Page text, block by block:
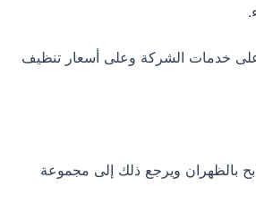
على خدمات الشركة وعلى أسعار تنظيف
بالظهران ويرجع ذلك إلى مجموعة